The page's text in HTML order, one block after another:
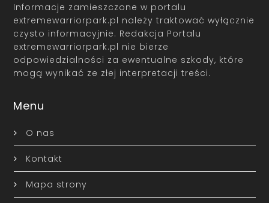
Informacje zamieszczone w portalu
extremewarriorpark.pl należy traktować wyłącznie
czysto informacyjnie. Redakcja Portalu
extremewarriorpark.pl nie bierze
odpowiedzialności za ewentualne szkody, które
mogą wynikać ze złej interpretacji treści.
Menu
O nas
Kontakt
Mapa strony